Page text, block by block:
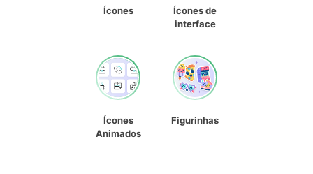
Ícones
Ícones de
interface
Ícones
Animados
Figurinhas